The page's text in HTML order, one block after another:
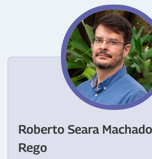
Roberto Seara
Rego